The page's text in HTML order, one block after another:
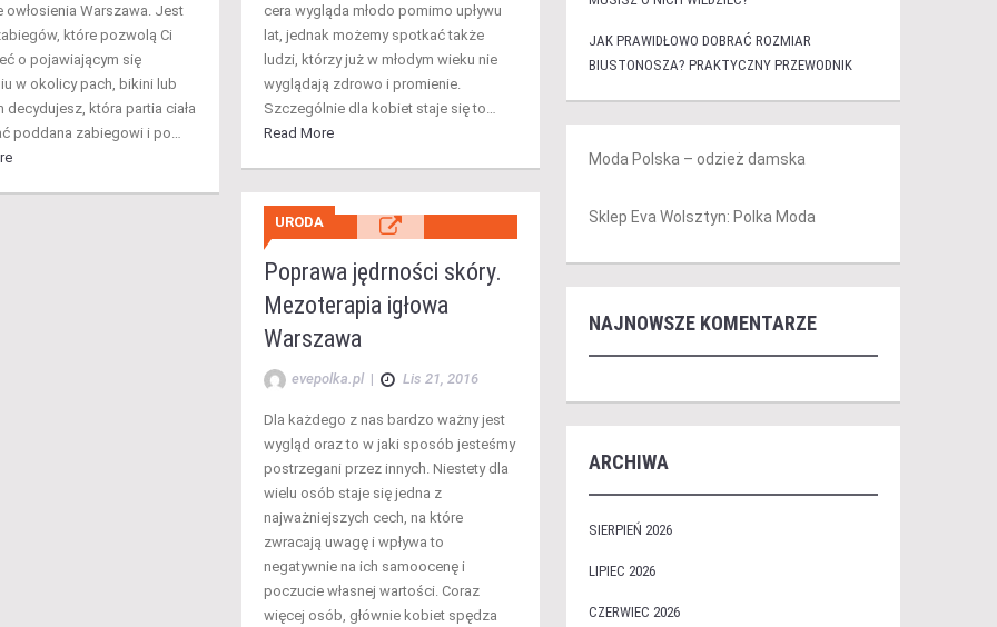
owłosienia Warszawa. Jest
które pozwolą Ci
o pojawiającym się
w okolicy pach, bikini lub
decydujesz, która partia ciała
poddana zabiegowi i po…
cera wygląda młodo pomimo upływu
lat, jednak możemy spotkać także
ludzi, którzy już w młodym wieku nie
wyglądają zdrowo i promienie.
Szczególnie dla kobiet staje się to…
Read More
URODA
Poprawa jędrności skóry.
Mezoterapia igłowa
Warszawa
evepolka.pl| Lis 21, 2016
Dla każdego z nas bardzo ważny jest
wygląd oraz to w jaki sposób jesteśmy
postrzegani przez innych. Niestety dla
wielu osób staje się jedna z
najważniejszych cech, na które
zwracają uwagę i wpływa to
negatywnie na ich samoocenę i
poczucie własnej wartości. Coraz
więcej osób, głównie kobiet spędza
JAK PRAWIDŁOWO DOBRAĆ ROZMIAR
BIUSTONOSZA? PRAKTYCZNY PRZEWODNIK
Moda Polska – odzież damska
Sklep Eva Wolsztyn: Polka Moda
NAJNOWSZE KOMENTARZE
ARCHIWA
SIERPIEŃ 2026
LIPIEC 2026
CZERWIEC 2026